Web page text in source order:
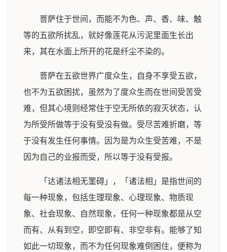
菩萨住于世间，而能不为色、声、香、味、触
等的五欲所扰乱，就好像莲花从污泥里面生长出
来，其在水面上所开的花是纤尘不染的。
菩萨在五欲世界广度众生，自身不享受五欲，
也不为五欲困扰，虽然为了度众生而在世间受苦受
难，但其心境则经常住于空无所依的寂灭状态，认
为所受所做等于没有受没有做。受尽苦难折磨，等
于没有发生任何事情。因为是为众生受苦难，不是
因为自己的业报而受，所以等于没有受报。
「达诸法相无罣碍」，「诸法相」是指世间的
每一种现象，包括生理现象、心理现象、物质现
象、社会现象、自然现象，任何一种现象都是从空
而有、从有到空，即空即有、非空非有。能够了知
如此一切现象，而不为任何现象难倒困住，便称为